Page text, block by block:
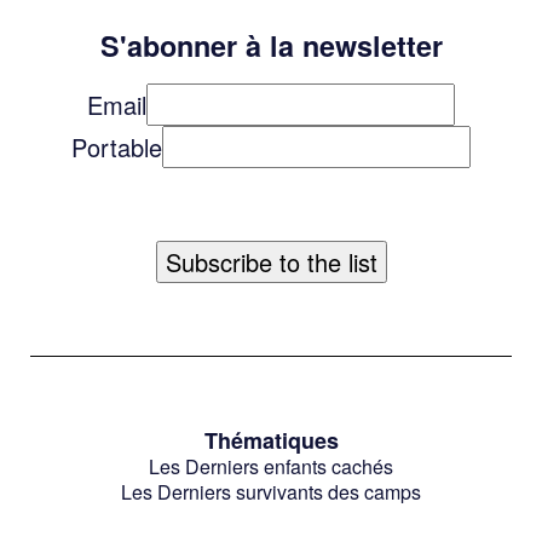
S'abonner à la newsletter
Email
Portable
Thématiques
Les Derniers enfants cachés
Les Derniers survivants des camps